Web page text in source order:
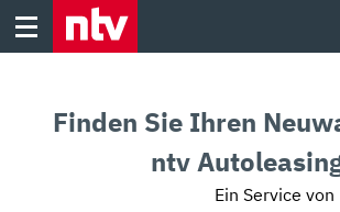
Skip
Finden Sie Ihren
ntv
Ein Service von